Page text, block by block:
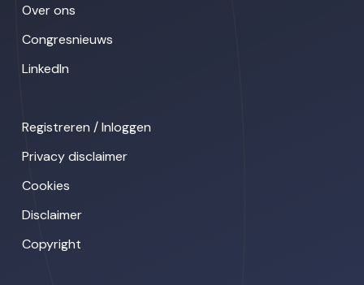
Over ons
Congresnieuws
LinkedIn
Registreren / Inloggen
Privacy disclaimer
Cookies
Disclaimer
Copyright